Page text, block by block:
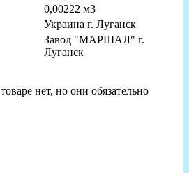
0,00222 м3
Украина г. Луганск
Завод "МАРШАЛ" г.
Луганск
нет, но они обязательно